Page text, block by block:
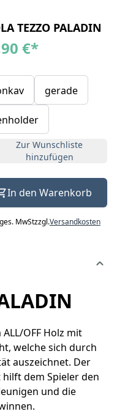
TEZZO PALADIN
€*
gerade
Zur Wunschliste
hinzufügen
In den Warenkorb
MwStzzgl.Versandkosten
ALL/OFF Holz mit
welche sich durch
auszeichnet. Der
dem Spieler den
und die